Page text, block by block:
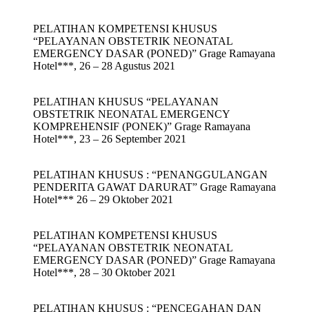
PELATIHAN KOMPETENSI KHUSUS
“PELAYANAN OBSTETRIK NEONATAL
EMERGENCY DASAR (PONED)” Grage Ramayana
Hotel***, 26 – 28 Agustus 2021
PELATIHAN KHUSUS “PELAYANAN
OBSTETRIK NEONATAL EMERGENCY
KOMPREHENSIF (PONEK)” Grage Ramayana
Hotel***, 23 – 26 September 2021
PELATIHAN KHUSUS : “PENANGGULANGAN
PENDERITA GAWAT DARURAT” Grage Ramayana
Hotel*** 26 – 29 Oktober 2021
PELATIHAN KOMPETENSI KHUSUS
“PELAYANAN OBSTETRIK NEONATAL
EMERGENCY DASAR (PONED)” Grage Ramayana
Hotel***, 28 – 30 Oktober 2021
PELATIHAN KHUSUS : “PENCEGAHAN DAN